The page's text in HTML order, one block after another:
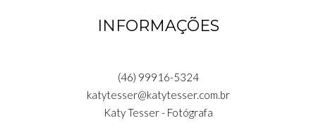
INFORMAÇÕES
(46) 99916-5324
katytesser@katytesser.com.br
Katy Tesser - Fotógrafa